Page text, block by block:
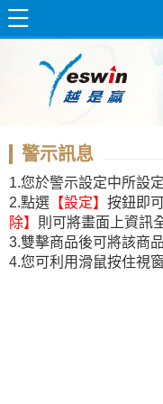
警示訊息
1.您於警示設定中所設
2.點選 【設定】 按鈕即
除】 則可將畫面上資訊
3.雙擊商品後可將該商
4.您可利用滑鼠按住視